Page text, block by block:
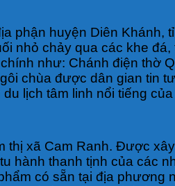
phận huyện Diên Khánh,
nhỏ chảy qua các khe
như: Chánh điện thờ
chùa được dân gian tin
lịch tâm linh nổi tiếng
thị xã Cam Ranh. Được
hành thanh tịnh của các
có sẵn tại địa phương